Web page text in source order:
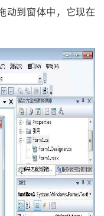
到窗体中，它现在